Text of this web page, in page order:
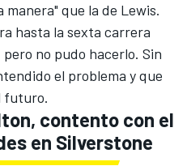
manera" que la de Lewis.
hasta la sexta carrera
no pudo hacerlo. Sin
el problema y que
futuro.
contento con el
en Silverstone